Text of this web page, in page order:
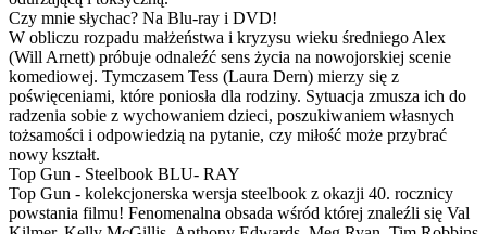
Czy mnie słychac? Na Blu-ray i DVD!
W obliczu rozpadu małżeństwa i kryzysu wieku średniego Alex
(Will Arnett) próbuje odnaleźć sens życia na nowojorskiej scenie
komediowej. Tymczasem Tess (Laura Dern) mierzy się z
poświęceniami, które poniosła dla rodziny. Sytuacja zmusza ich do
radzenia sobie z wychowaniem dzieci, poszukiwaniem własnych
tożsamości i odpowiedzią na pytanie, czy miłość może przybrać
nowy kształt.
Top Gun - Steelbook BLU- RAY
Top Gun - kolekcjonerska wersja steelbook z okazji 40. rocznicy
powstania filmu! Fenomenalna obsada wśród której znaleźli się Val